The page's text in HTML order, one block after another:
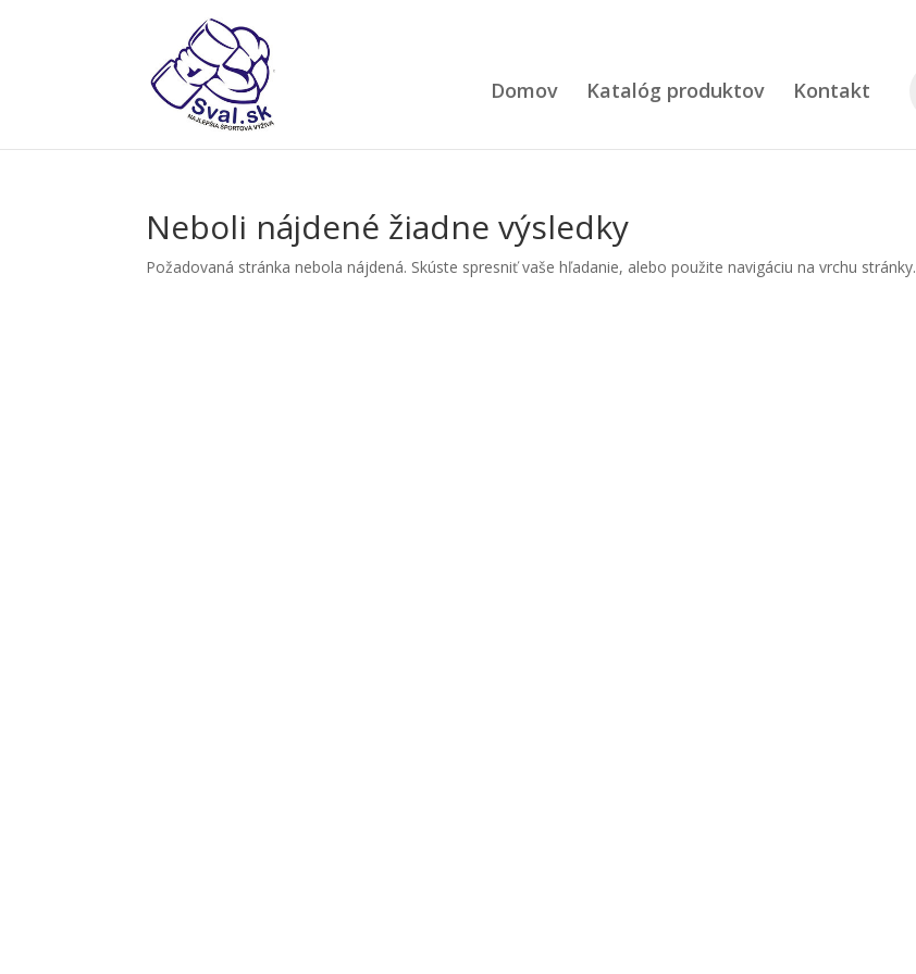
Domov Katalóg produktov Kontakt
Neboli nájdené žiadne výsledky
Požadovaná stránka nebola nájdená. Skúste spresniť vaše hľadanie, alebo použite navigáciu na vrchu stránky.